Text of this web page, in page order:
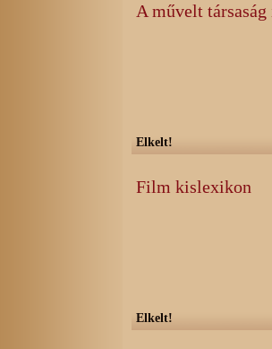
A művelt
Elkelt!
Film kislexikon
Elkelt!